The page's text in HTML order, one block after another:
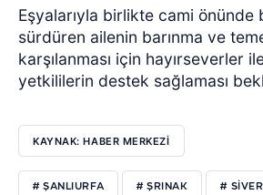
Eşyalarıyla birlikte cami önünde
sürdüren ailenin barınma ve
karşılanması için hayırseverler
yetkililerin destek sağlaması
KAYNAK: HABER MERKEZİ
# ŞANLIURFA # ŞRINAK #